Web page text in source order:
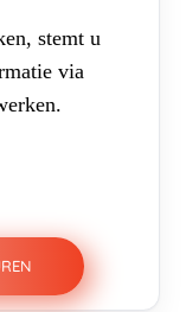
stemt u
via